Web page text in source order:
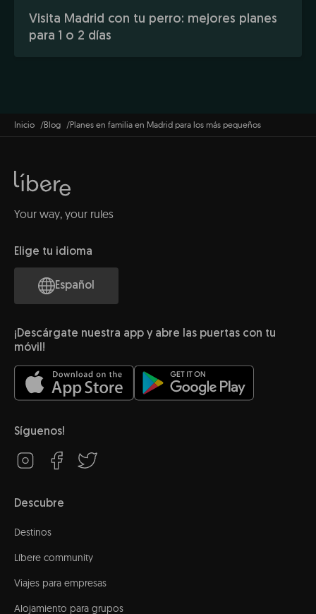
Visita Madrid con tu perro: mejores planes
para 1 o 2 días
Inicio Blog Planes en familia en Madrid para los más pequeños
Your way, your rules
Elige tu idioma
Español
¡Descárgate nuestra app y abre las puertas con tu
móvil!
Síguenos!
Descubre
Destinos
Líbere community
Viajes para empresas
Alojamiento para grupos